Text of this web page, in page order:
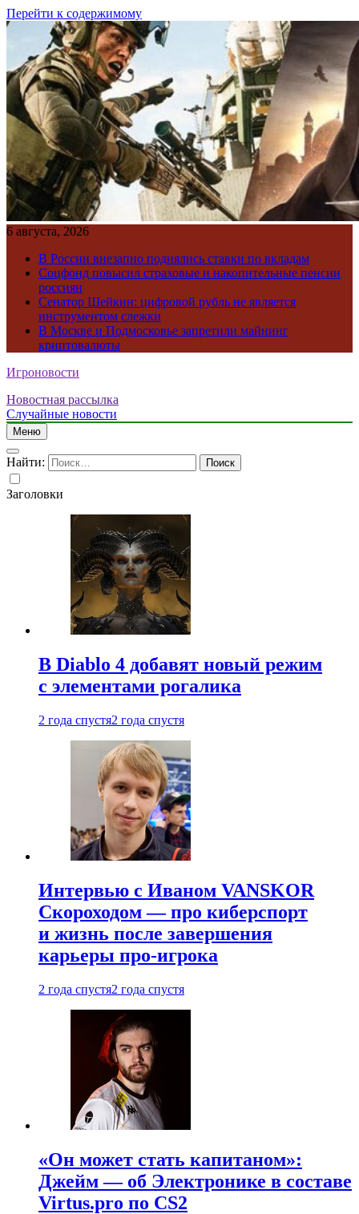
Перейти к содержимому
6 августа, 2026
В России внезапно поднялись ставки по вкладам
Соцфонд повысил страховые и накопительные пенсии
россиян
Сенатор Шейкин: цифровой рубль не является
инструментом слежки
В Москве и Подмосковье запретили майнинг
криптовалюты
Игроновости
Новостная рассылка
Случайные новости
Меню
Найти:
Заголовки
В Diablo 4 добавят новый режим
с элементами рогалика
2 года спустя2 года спустя
Интервью с Иваном VANSKOR
Скороходом — про киберспорт
и жизнь после завершения
карьеры про-игрока
2 года спустя2 года спустя
«Он может стать капитаном»:
Джейм — об Электронике в составе
Virtus.pro по CS2